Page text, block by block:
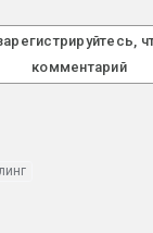
комментарий